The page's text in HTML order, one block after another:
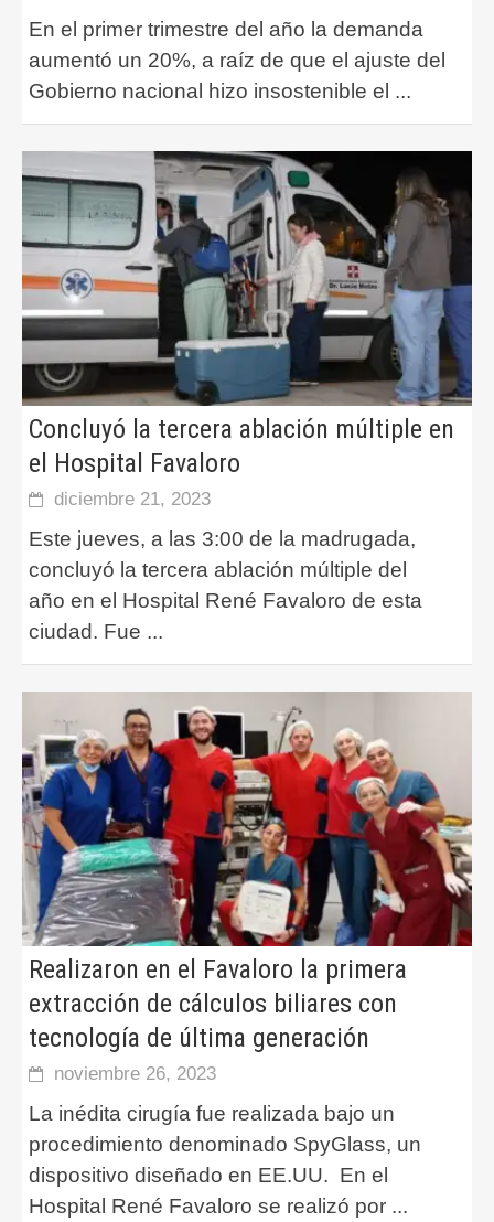
En el primer trimestre del año la demanda
aumentó un 20%, a raíz de que el ajuste del
Gobierno nacional hizo insostenible el ...
Concluyó la tercera ablación múltiple en
el Hospital Favaloro
diciembre 21, 2023
Este jueves, a las 3:00 de la madrugada,
concluyó la tercera ablación múltiple del
año en el Hospital René Favaloro de esta
ciudad. Fue ...
Realizaron en el Favaloro la primera
extracción de cálculos biliares con
tecnología de última generación
noviembre 26, 2023
La inédita cirugía fue realizada bajo un
procedimiento denominado SpyGlass, un
dispositivo diseñado en EE.UU. En el
Hospital René Favaloro se realizó por ...